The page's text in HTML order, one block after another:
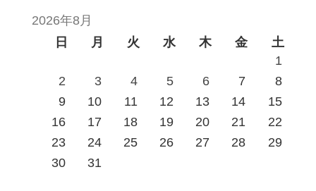
2026年8月
日
月 火 水 木 金
土
1
2
3 4 5 6 7
8
9
10 11 12 13 14
15
16
17 18 19 20 21
22
23
24 25 26 27 28
29
30
31